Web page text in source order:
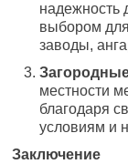
надежность
выбором
заводы,
местности
благодаря
условиям и
Заключение